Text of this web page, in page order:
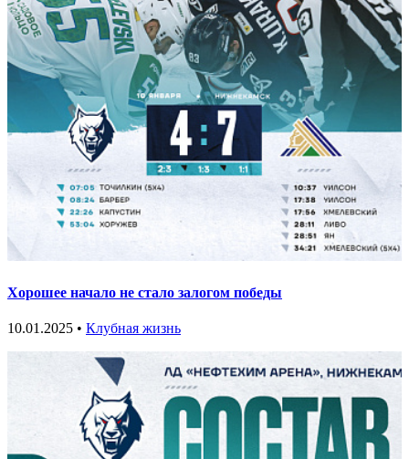
Хорошее начало не стало залогом победы
10.01.2025 • Клубная жизнь